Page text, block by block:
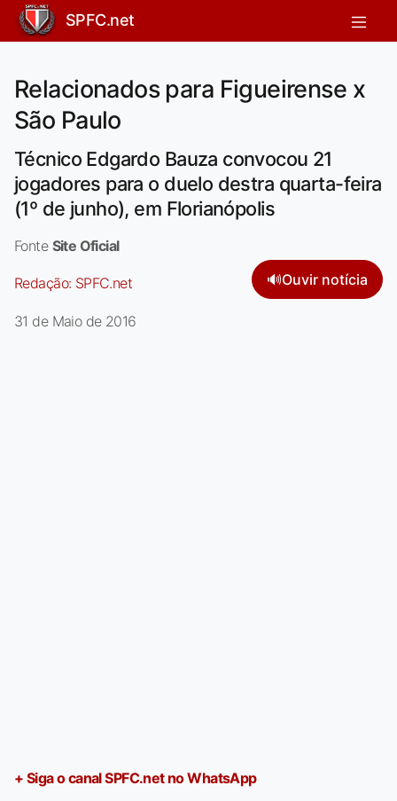
SPFC.net
Relacionados para Figueirense x
São Paulo
Técnico Edgardo Bauza convocou 21
jogadores para o duelo destra quarta-feira
(1º de junho), em Florianópolis
Fonte Site Oficial
Redação: SPFC.net 🔊Ouvir notícia
31 de Maio de 2016
+ Siga o canal SPFC.net no WhatsApp